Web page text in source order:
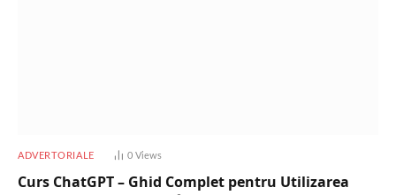
ADVERTORIALE 0 Views
Curs ChatGPT – Ghid Complet pentru Utilizarea